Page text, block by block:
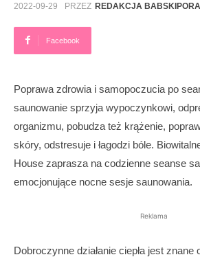
2022-09-29 PRZEZ REDAKCJA
Facebook
Poprawa zdrowia i samopoczucia po
saunowanie sprzyja wypoczynkowi,
organizmu, pobudza też krążenie,
skóry, odstresuje i łagodzi bóle.
House zaprasza na codzienne seanse
emocjonujące nocne sesje saunowania.
Reklama
Dobroczynne działanie ciepła jest znane